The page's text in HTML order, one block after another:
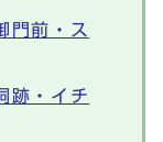
門前・ス
跡・イチ